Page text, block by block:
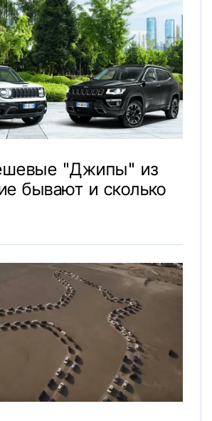
"Джипы" из
бывают и сколько